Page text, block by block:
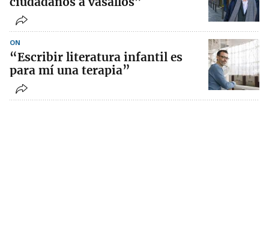
ON
“Escribir literatura infantil es
para mí una terapia”